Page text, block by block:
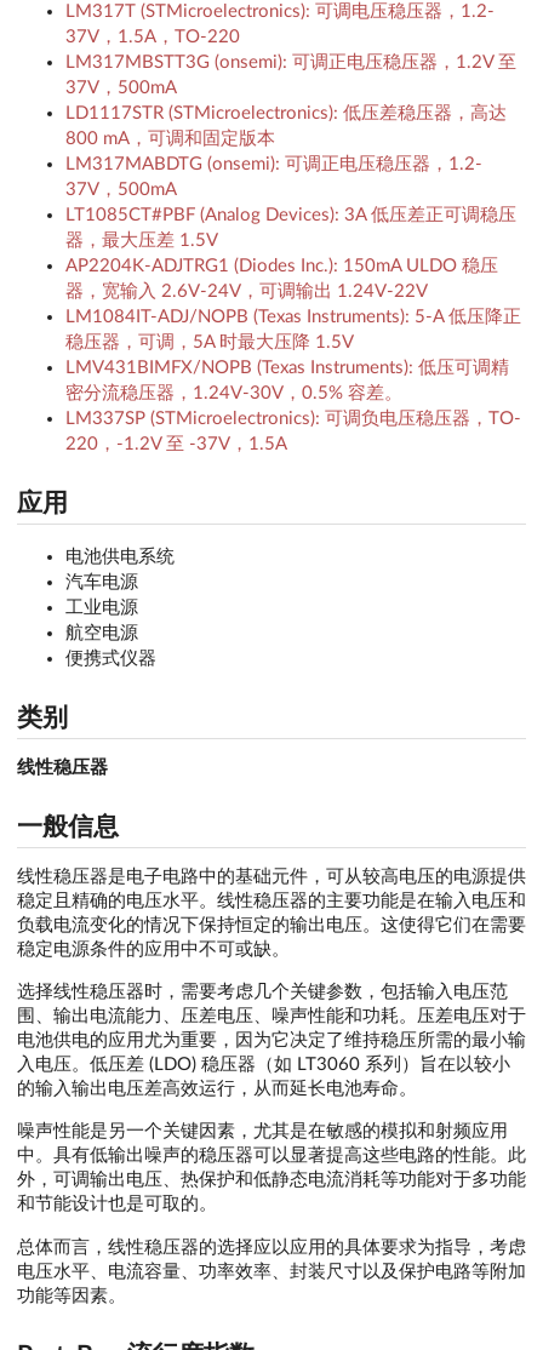
LM317T (STMicroelectronics): 可调电压稳压器，1.2-
37V，1.5A，TO-220
LM317MBSTT3G (onsemi): 可调正电压稳压器，1.2V 至
37V，500mA
LD1117STR (STMicroelectronics): 低压差稳压器，高达
800 mA，可调和固定版本
LM317MABDTG (onsemi): 可调正电压稳压器，1.2-
37V，500mA
LT1085CT#PBF (Analog Devices): 3A 低压差正可调稳压
器，最大压差 1.5V
AP2204K-ADJTRG1 (Diodes Inc.): 150mA ULDO 稳压
器，宽输入 2.6V-24V，可调输出 1.24V-22V
LM1084IT-ADJ/NOPB (Texas Instruments): 5-A 低压降正
稳压器，可调，5A 时最大压降 1.5V
LMV431BIMFX/NOPB (Texas Instruments): 低压可调精
密分流稳压器，1.24V-30V，0.5% 容差。
LM337SP (STMicroelectronics): 可调负电压稳压器，TO-
220，-1.2V 至 -37V，1.5A
应用
电池供电系统
汽车电源
工业电源
航空电源
便携式仪器
类别
线性稳压器
一般信息
线性稳压器是电子电路中的基础元件，可从较高电压的电源提供
稳定且精确的电压水平。线性稳压器的主要功能是在输入电压和
负载电流变化的情况下保持恒定的输出电压。这使得它们在需要
稳定电源条件的应用中不可或缺。
选择线性稳压器时，需要考虑几个关键参数，包括输入电压范
围、输出电流能力、压差电压、噪声性能和功耗。压差电压对于
电池供电的应用尤为重要，因为它决定了维持稳压所需的最小输
入电压。低压差 (LDO) 稳压器（如 LT3060 系列）旨在以较小
的输入输出电压差高效运行，从而延长电池寿命。
噪声性能是另一个关键因素，尤其是在敏感的模拟和射频应用
中。具有低输出噪声的稳压器可以显著提高这些电路的性能。此
外，可调输出电压、热保护和低静态电流消耗等功能对于多功能
和节能设计也是可取的。
总体而言，线性稳压器的选择应以应用的具体要求为指导，考虑
电压水平、电流容量、功率效率、封装尺寸以及保护电路等附加
功能等因素。